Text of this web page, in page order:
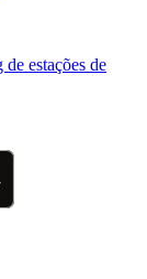
estações de